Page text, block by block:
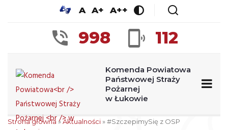
A A+ A++
998 112
Komenda Powiatowa
Państwowej Straży
Pożarnej
w Łukowie
Strona główna »Aktualności»#SzczepimySię z OSP